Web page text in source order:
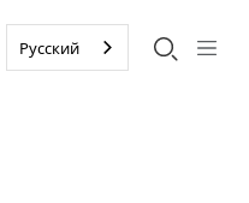
Русский